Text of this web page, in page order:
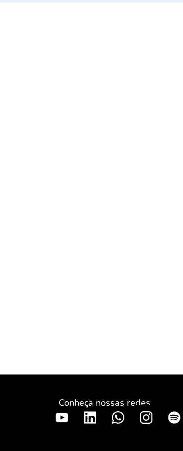
Conheça nossas redes
S